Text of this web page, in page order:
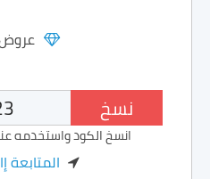
نسخ
انسخ الكود واستخدمه
المتابعة